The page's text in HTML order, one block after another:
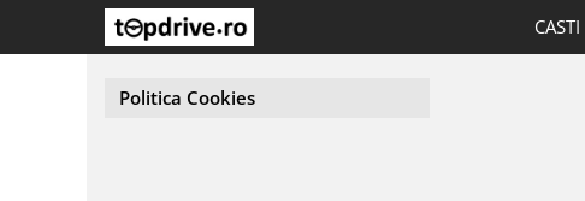
Politica Cookies